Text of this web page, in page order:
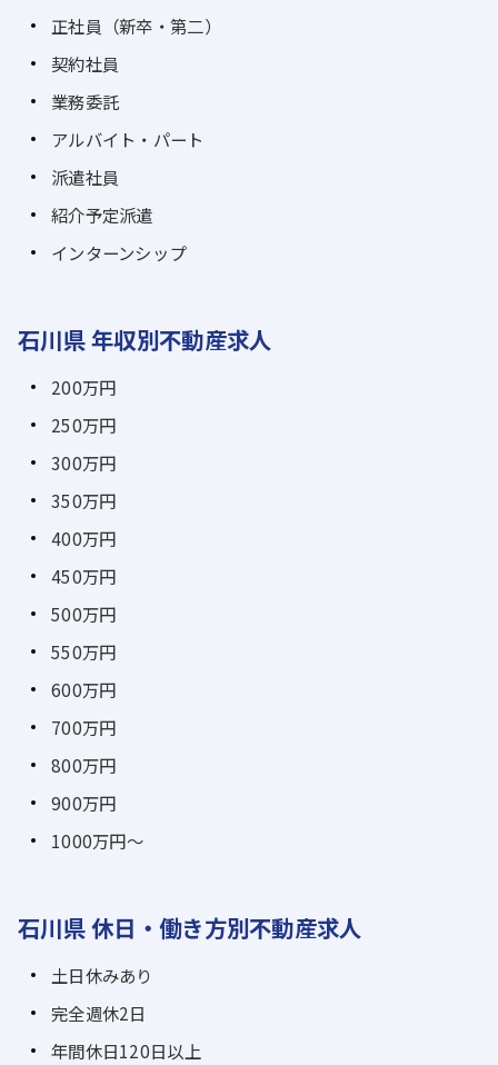
正社員（新卒・第二）
契約社員
業務委託
アルバイト・パート
派遣社員
紹介予定派遣
インターンシップ
石川県 年収別不動産求人
200万円
250万円
300万円
350万円
400万円
450万円
500万円
550万円
600万円
700万円
800万円
900万円
1000万円～
石川県 休日・働き方別不動産求人
土日休みあり
完全週休2日
年間休日120日以上